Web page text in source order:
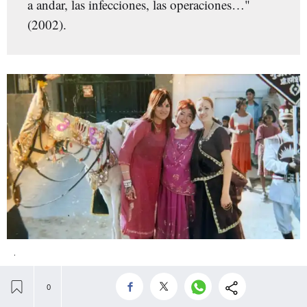
a andar, las infecciones, las operaciones…"
(2002).
.